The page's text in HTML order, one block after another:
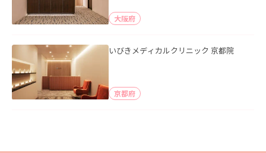
大阪府
いびきメディカルクリニック 京都院
京都府